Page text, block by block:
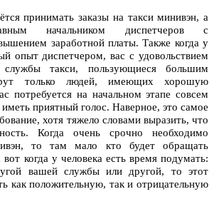
принимать заказы на такси минивэн, а
начальником диспетчеров с
заработной платы. Также когда у
опыт диспетчером, вас с удовольствием
такси, пользующиеся большим
только людей, имеющих хорошую
потребуется на начальном этапе совсем
приятный голос. Наверное, это самое
хотя тяжело словами выразить, что
Когда очень срочно необходимо
то там мало кто будет обращать
когда у человека есть время подумать:
вашей службы или другой, то этот
как положительную, так и отрицательную